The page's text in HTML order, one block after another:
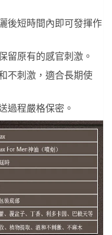
後短時間內即可發揮作
留原有的感官刺激。
不刺激，適合長期使
過程嚴格保密。